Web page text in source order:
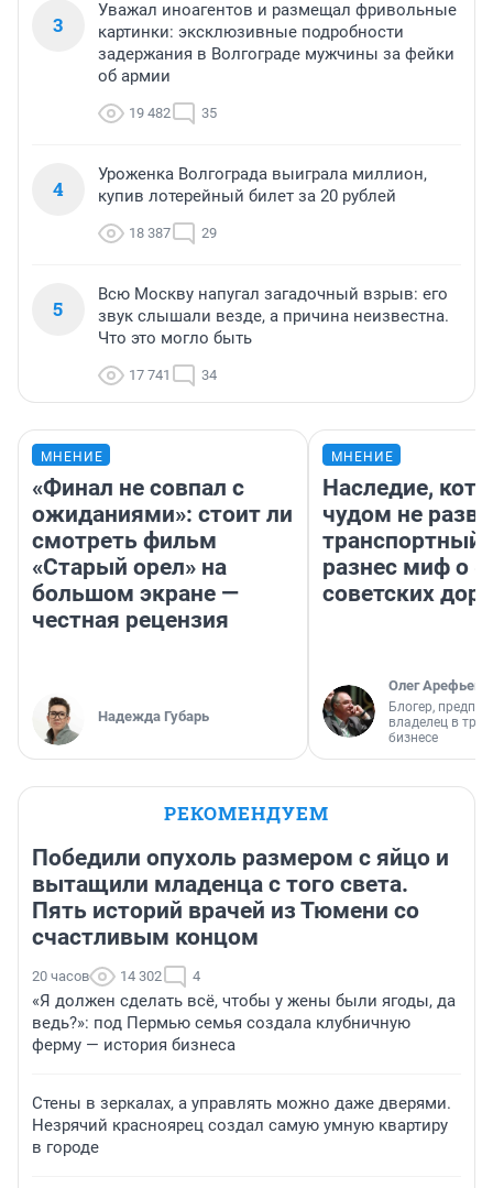
3
Уважал иноагентов и размещал фривольные
картинки: эксклюзивные подробности
задержания в Волгограде мужчины за фейки
об армии
19 482 35
4
Уроженка Волгограда выиграла миллион,
купив лотерейный билет за 20 рублей
18 387 29
5
Всю Москву напугал загадочный взрыв: его
звук слышали везде, а причина неизвестна.
Что это могло быть
17 741 34
МНЕНИЕ
«Финал не совпал с
ожиданиями»: стоит ли
смотреть фильм
«Старый орел» на
большом экране —
честная рецензия
Надежда Губарь
МНЕНИЕ
Наследие,
чудом не
транспортный
разнес миф о
советских
Олег Арефьев
Блогер,
владелец в
бизнесе
РЕКОМЕНДУЕМ
Победили опухоль размером с яйцо и
вытащили младенца с того света.
Пять историй врачей из Тюмени со
счастливым концом
20 часов 14 302 4
«Я должен сделать всё, чтобы у жены были ягоды, да
ведь?»: под Пермью семья создала клубничную
ферму — история бизнеса
Стены в зеркалах, а управлять можно даже дверями.
Незрячий красноярец создал самую умную квартиру
в городе